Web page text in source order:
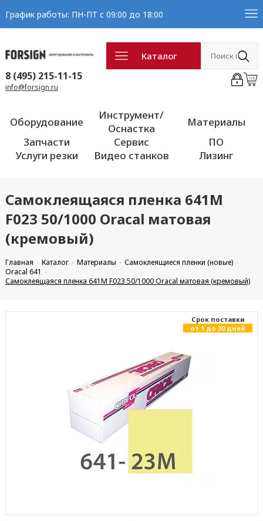
График работы: ПН-ПТ с 09:00 до 18:00
Каталог
8 (495) 215-11-15
info@forsign.ru
Оборудование
Инструмент/
Оснастка
Материалы
Запчасти
Сервис
ПО
Услуги резки
Видео станков Лизинг
Самоклеящаяся пленка 641M
F023 50/1000 Oracal матовая
(кремовый)
Главная Каталог Материалы
Самоклеящиеся пленки (новые)
Oracal 641
Самоклеящаяся пленка 641M F023 50/1000 Oracal матовая (кремовый)
Cрок поставки
от 1 до 30 дней